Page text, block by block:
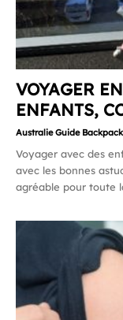
VOYAGER
ENFANTS,
Australie Guide
Voyager avec des
avec les bonnes
agréable pour toute